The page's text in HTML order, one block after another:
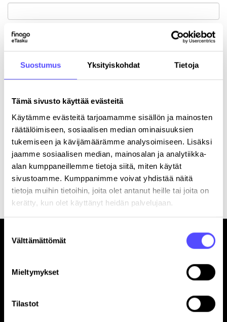
Suostumus Yksityiskohdat Tietoja
Tämä sivusto käyttää evästeitä
Käytämme evästeitä tarjoamamme sisällön ja mainosten
räätälöimiseen, sosiaalisen median ominaisuuksien
tukemiseen ja kävijämäärämme analysoimiseen. Lisäksi
jaamme sosiaalisen median, mainosalan ja analytiikka-
alan kumppaneillemme tietoja siitä, miten käytät
sivustoamme. Kumppanimme voivat yhdistää näitä
tietoja muihin tietoihin, joita olet antanut heille tai joita on
kerätty, kun olet käyttänyt heidän palvelujaan.
valinta
Välttämättömät
Mieltymykset
Tilastot
Katuosoite
Postinumero
Rekisteröitymällä hyväksyt palvelun käyttöehdot